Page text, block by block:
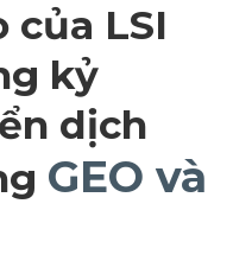
của LSI
kỷ
dịch
GEO và